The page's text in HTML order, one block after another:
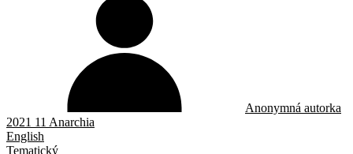
Anonymná autorka
2021 11 Anarchia
English
Tematický